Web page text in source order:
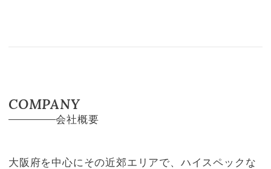
COMPANY
会社概要
大阪府を中心にその近郊エリアで、ハイスペックな